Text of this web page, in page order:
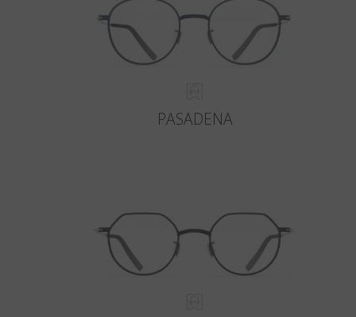
PASADENA